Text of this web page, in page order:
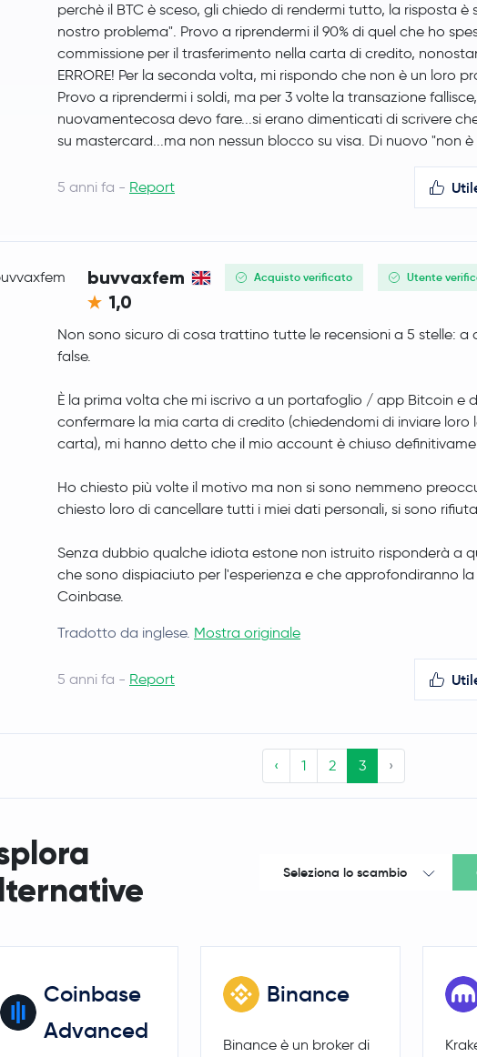
CosmosATOM
Arbitrum ARB
PancakeSwapCAKE
Injective ProtocolINJ
OFFICIAL TRUMPTRUMP
Monad MON
Celestia
Ripple USD RLUSD
Decentraland
1INCH 1INCH
The Sandbox SAND
Basic Attention Token
MetaMask USD MUSD
WEMIX Token WEMIX
Notcoin
Litecoin LTC
perchè il BTC è sceso, gli chiedo di rendermi tutto, la risposta
nostro problema". Provo a riprendermi il 90% di quel che ho
commissione per il trasferimento nella carta di credito,
ERRORE! Per la seconda volta, mi rispondo che non è un loro
Provo a riprendermi i soldi, ma per 3 volte la transazione
nuovamentecosa devo fare...si erano dimenticati di scrivere
su mastercard...ma non nessun blocco su visa. Di nuovo "non
5 anni fa - Report
buvvaxfem Acquisto verificato Utente
1,0
Non sono sicuro di cosa trattino tutte le recensioni a 5 stelle:
false.
È la prima volta che mi iscrivo a un portafoglio / app Bitcoin e
confermare la mia carta di credito (chiedendomi di inviare
carta), mi hanno detto che il mio account è chiuso
Ho chiesto più volte il motivo ma non si sono nemmeno
chiesto loro di cancellare tutti i miei dati personali, si sono
Senza dubbio qualche idiota estone non istruito risponderà a
che sono dispiaciuto per l'esperienza e che approfondiranno la
Coinbase.
Tradotto da inglese. Mostra originale
5 anni fa - Report
‹ 1 2 3 ›
Seleziona lo scambio
Coinbase
Advanced
Binance
Binance è un broker di